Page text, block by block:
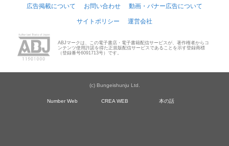
広告掲載について お問い合わせ 動画・バナー広告について
サイトポリシー 運営会社
ABJマークは、この電子書店・電子書籍配信サービスが、著作権者からコ
ンテンツ使用許諾を得た正規版配信サービスであることを示す登録商標
（登録番号6091713号）です。
(c) Bungeishunju Ltd.
Number Web CREA WEB 本の話